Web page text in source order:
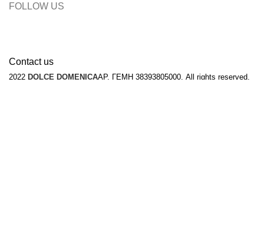
FOLLOW US
Contact us
2022 DOLCE DOMENICAΑΡ. ΓΕΜΗ 38393805000. All rights reserved.